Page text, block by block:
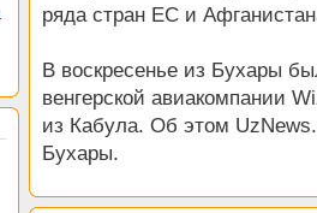
ряда стран ЕС и
В воскресенье из Бухары
венгерской авиакомпании
из Кабула. Об этом
Бухары.